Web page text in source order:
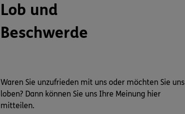
Lob und
Beschwerde
Waren Sie unzufrieden mit uns oder möchten Sie uns
loben? Dann können Sie uns Ihre Meinung hier
mitteilen.